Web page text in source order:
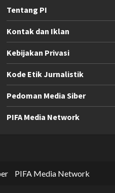
Tentang PI
Kontak dan Iklan
Kebijakan Privasi
Kode Etik Jurnalistik
Pedoman Media Siber
PIFA Media Network
PIFA Media Network